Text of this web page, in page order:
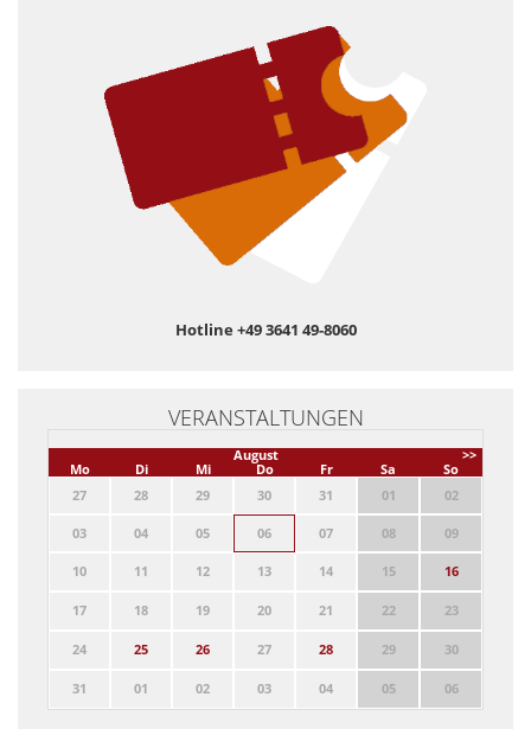
Hotline +49 3641 49-8060
VERANSTALTUNGEN
>>
August
Mo
Di Mi Do Fr Sa
So
27
28 29 30 31 01 02
03 04 05 06 07 08 09
10 11 12 13 14 15 16
17 18 19 20 21 22 23
24 25 26 27 28 29 30
31 01 02 03 04 05 06